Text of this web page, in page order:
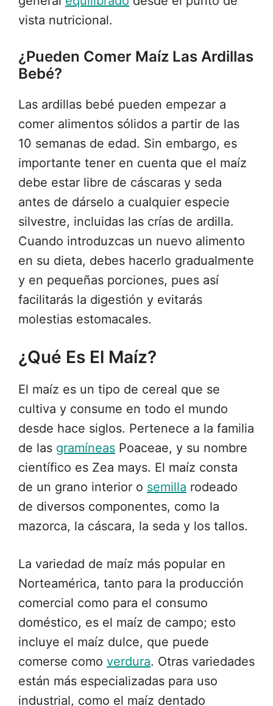
vista nutricional.
¿Pueden Comer Maíz Las Ardillas
Bebé?
Las ardillas bebé pueden empezar a
comer alimentos sólidos a partir de las
10 semanas de edad. Sin embargo, es
importante tener en cuenta que el maíz
debe estar libre de cáscaras y seda
antes de dárselo a cualquier especie
silvestre, incluidas las crías de ardilla.
Cuando introduzcas un nuevo alimento
en su dieta, debes hacerlo gradualmente
y en pequeñas porciones, pues así
facilitarás la digestión y evitarás
molestias estomacales.
¿Qué Es El Maíz?
El maíz es un tipo de cereal que se
cultiva y consume en todo el mundo
desde hace siglos. Pertenece a la familia
de las gramíneas Poaceae, y su nombre
científico es Zea mays. El maíz consta
de un grano interior o semilla rodeado
de diversos componentes, como la
mazorca, la cáscara, la seda y los tallos.
La variedad de maíz más popular en
Norteamérica, tanto para la producción
comercial como para el consumo
doméstico, es el maíz de campo; esto
incluye el maíz dulce, que puede
comerse como verdura. Otras variedades
están más especializadas para uso
industrial, como el maíz dentado